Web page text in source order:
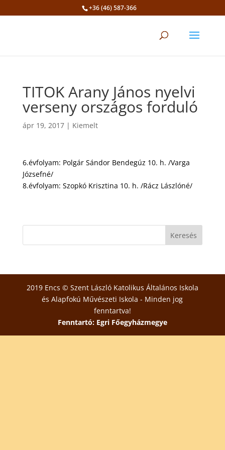
+36 (46) 587-366
TITOK Arany János nyelvi
verseny országos forduló
ápr 19, 2017| Kiemelt
6.évfolyam: Polgár Sándor Bendegúz 10. h. /Varga
Józsefné/
8.évfolyam: Szopkó Krisztina 10. h. /Rácz Lászlóné/
2019 Encs © Szent László Katolikus Általános Iskola
és Alapfokú Művészeti Iskola - Minden jog
fenntartva!
Fenntartó: Egri Főegyházmegye